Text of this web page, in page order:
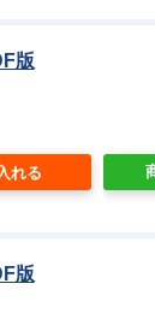
版
版